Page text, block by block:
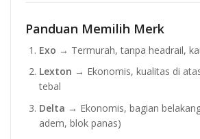
Panduan Memilih Merk
Exo → Termurah, tanpa headrail,
Lexton → Ekonomis, kualitas di
tebal
Delta → Ekonomis, bagian
adem, blok panas)